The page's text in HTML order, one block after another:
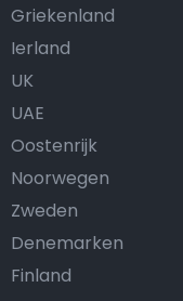
Griekenland
Ierland
UK
UAE
Oostenrijk
Noorwegen
Zweden
Denemarken
Finland